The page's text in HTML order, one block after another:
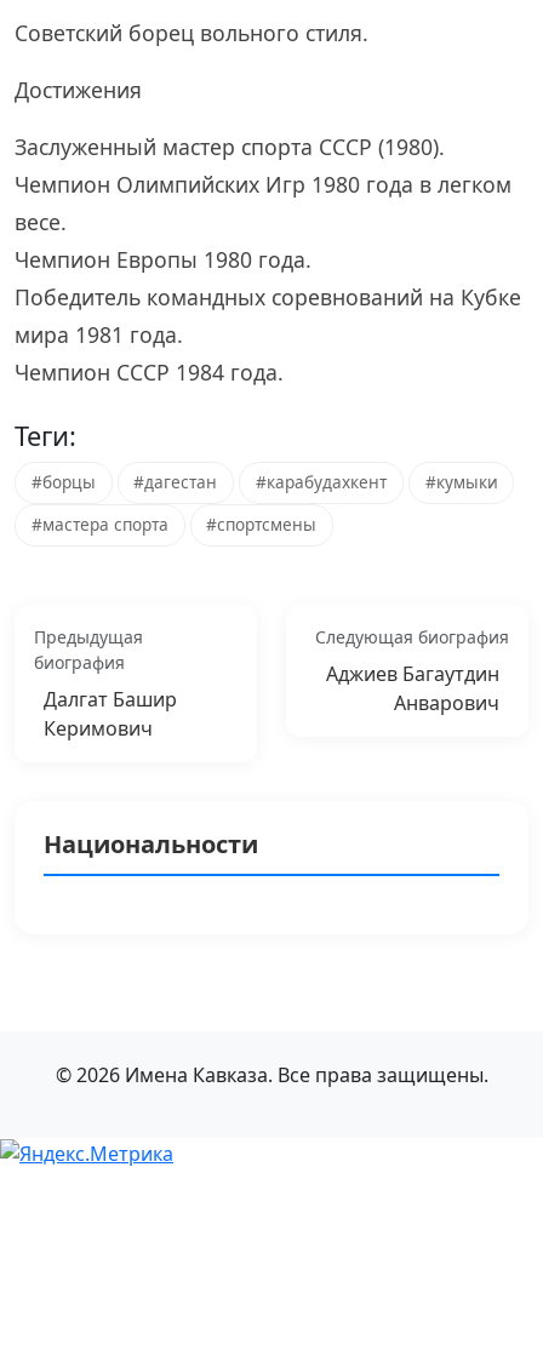
Советский борец вольного стиля.
Достижения
Заслуженный мастер спорта СССР (1980).
Чемпион Олимпийских Игр 1980 года в легком
весе.
Чемпион Европы 1980 года.
Победитель командных соревнований на Кубке
мира 1981 года.
Чемпион СССР 1984 года.
Теги:
#борцы #дагестан #карабудахкент
#кумыки
#мастера спорта
#спортсмены
Предыдущая
биография
Далгат Башир
Керимович
Следующая биография
Аджиев Багаутдин
Анварович
Национальности
© 2026 Имена Кавказа. Все права защищены.